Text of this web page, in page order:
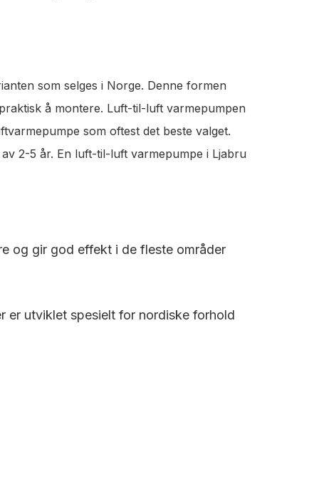
som selges i Norge. Denne formen
å montere. Luft-til-luft varmepumpen
som oftest det beste valget.
2-5 år. En luft-til-luft varmepumpe i Ljabru
og gir god effekt i de fleste områder
er utviklet spesielt for nordiske forhold